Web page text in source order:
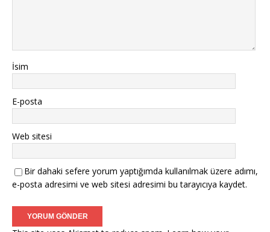
İsim
E-posta
Web sitesi
Bir dahaki sefere yorum yaptığımda kullanılmak üzere adımı,
e-posta adresimi ve web sitesi adresimi bu tarayıcıya kaydet.